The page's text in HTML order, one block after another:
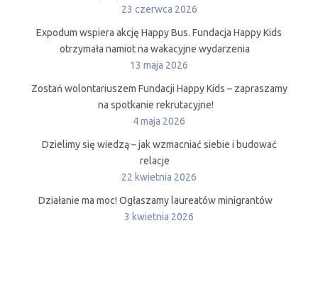
23 czerwca 2026
Expodum wspiera akcję Happy Bus. Fundacja Happy Kids
otrzymała namiot na wakacyjne wydarzenia
13 maja 2026
Zostań wolontariuszem Fundacji Happy Kids – zapraszamy
na spotkanie rekrutacyjne!
4 maja 2026
Dzielimy się wiedzą – jak wzmacniać siebie i budować
relacje
22 kwietnia 2026
Działanie ma moc! Ogłaszamy laureatów minigrantów
3 kwietnia 2026